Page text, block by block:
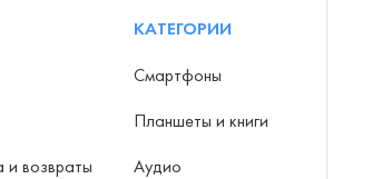
и возвраты
КАТЕГОРИИ
Смартфоны
Планшеты и книги
Аудио